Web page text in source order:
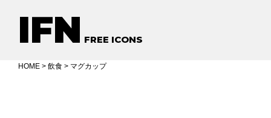
IFN FREE ICONS
HOME > 飲食 > マグカップ